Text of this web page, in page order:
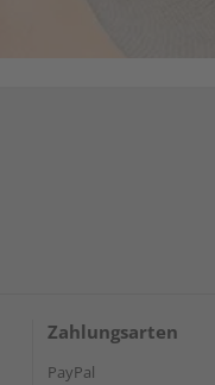
Zahlungsarten
PayPal